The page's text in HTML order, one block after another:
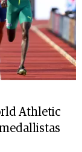
Athletic